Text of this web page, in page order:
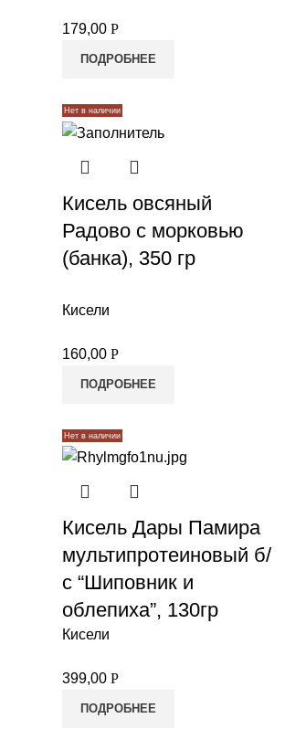
179,00 Р
ПОДРОБНЕЕ
Нет в наличии
Кисель овсяный
Радово с морковью
(банка), 350 гр
Кисели
160,00 Р
ПОДРОБНЕЕ
Нет в наличии
Кисель Дары Памира
мультипротеиновый б/
с “Шиповник и
облепиха”, 130гр
Кисели
399,00 Р
ПОДРОБНЕЕ